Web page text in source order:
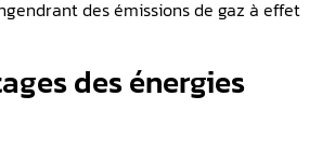
des émissions de gaz à effet
des énergies